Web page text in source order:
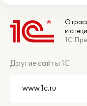
и
Другие сайты 1С